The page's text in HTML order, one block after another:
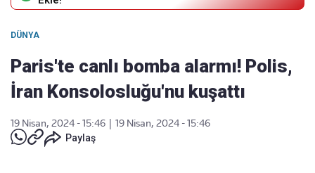
DÜNYA
Paris'te canlı bomba alarmı! Polis,
İran Konsolosluğu'nu kuşattı
19 Nisan, 2024 - 15:46
19 Nisan, 2024 - 15:46
Paylaş